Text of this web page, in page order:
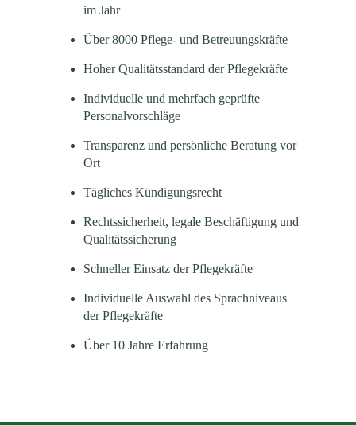
im Jahr
Über 8000 Pflege- und Betreuungskräfte
Hoher Qualitätsstandard der Pflegekräfte
Individuelle und mehrfach geprüfte
Personalvorschläge
Transparenz und persönliche Beratung vor
Ort
Tägliches Kündigungsrecht
Rechtssicherheit, legale Beschäftigung und
Qualitätssicherung
Schneller Einsatz der Pflegekräfte
Individuelle Auswahl des Sprachniveaus
der Pflegekräfte
Über 10 Jahre Erfahrung